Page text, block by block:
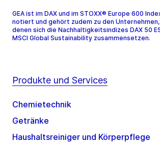
GEA ist im DAX und im STOXX® Europe 600
notiert und gehört zudem zu den Unternehmen,
denen sich die Nachhaltigkeitsindizes DAX 50
MSCI Global Sustainability zusammensetzen.
Produkte und Services
Chemietechnik
Getränke
Haushaltsreiniger und Körperpflege